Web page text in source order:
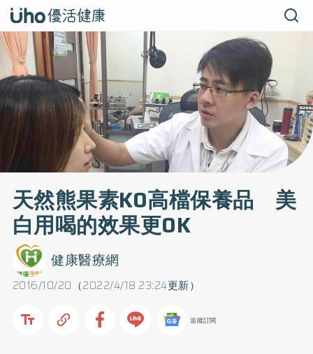
天然熊果素KO高檔保養品 美
白用喝的效果更OK
2016/10/20（2022/4/18 23:24更新）
健康醫療網
追蹤訂閱